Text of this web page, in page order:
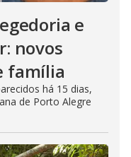
e
novos
família
há 15 dias,
de Porto Alegre